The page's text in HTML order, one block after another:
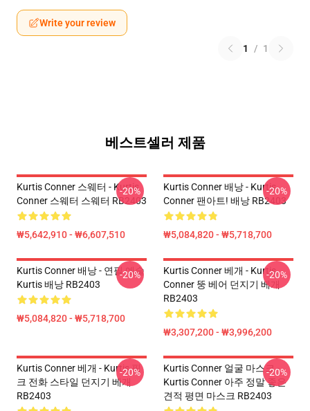
Write your review
1 / 1
베스트셀러 제품
Kurtis Conner 스웨터 - Kurtis
Conner 스웨터 스웨터 RB2403
₩5,642,910 - ₩6,607,510
-20%
Kurtis Conner 배낭 - Kurtis
Conner 팬아트! 배낭 RB2403
₩5,084,820 - ₩5,718,700
-20%
Kurtis Conner 배낭 - 연필 예술
Kurtis 배낭 RB2403
₩5,084,820 - ₩5,718,700
-20%
Kurtis Conner 베개 - Kurtis
Conner 뚱 베어 던지기 베개
RB2403
₩3,307,200 - ₩3,996,200
-20%
Kurtis Conner 베개 - Kurtis 핑
크 전화 스타일 던지기 베개
RB2403
-20%
Kurtis Conner 얼굴 마스크 -
Kurtis Conner 아주 정말 좋은
견적 평면 마스크 RB2403
-20%